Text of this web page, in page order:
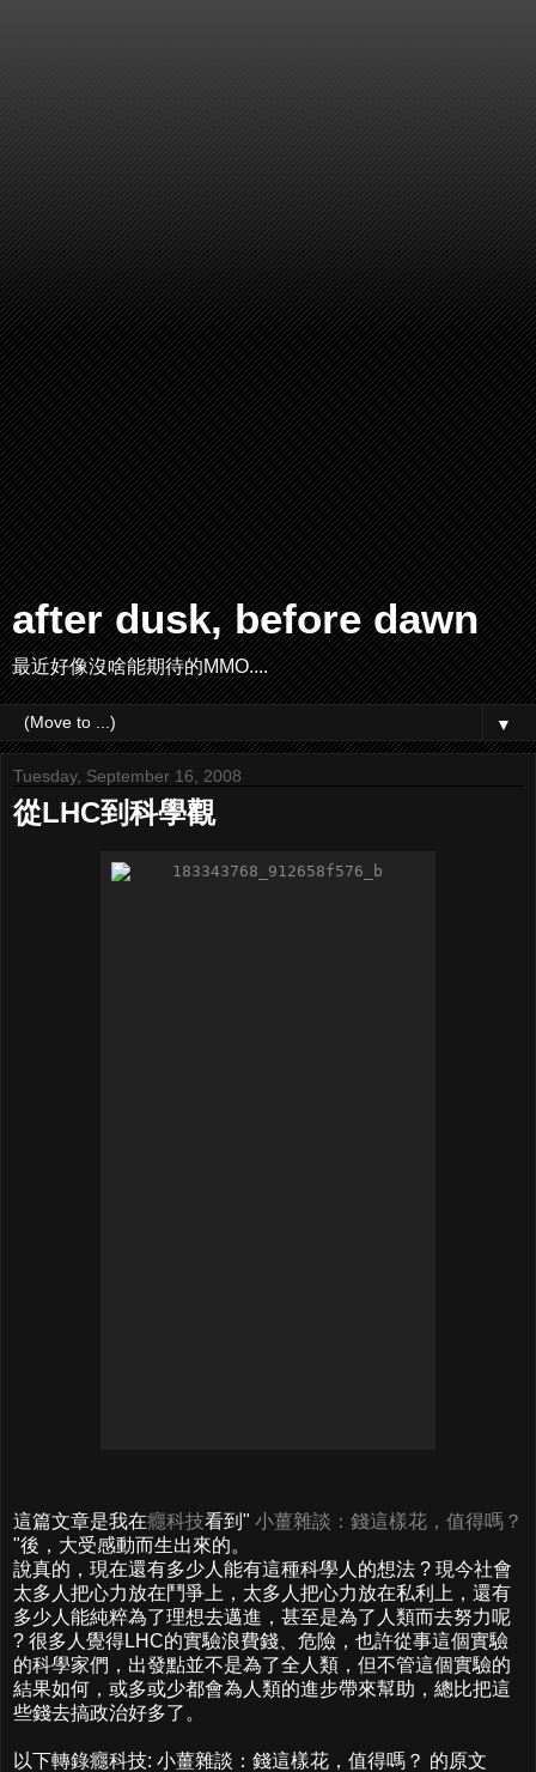
after dusk, before dawn
最近好像沒啥能期待的MMO....
▼
Tuesday, September 16, 2008
從LHC到科學觀
這篇文章是我在癮科技看到" 小薑雜談：錢這樣花，值得嗎？
"後，大受感動而生出來的。
說真的，現在還有多少人能有這種科學人的想法 ? 現今社會
太多人把心力放在鬥爭上，太多人把心力放在私利上，還有
多少人能純粹為了理想去邁進，甚至是為了人類而去努力呢
? 很多人覺得LHC的實驗浪費錢、危險，也許從事這個實驗
的科學家們，出發點並不是為了全人類，但不管這個實驗的
結果如何，或多或少都會為人類的進步帶來幫助，總比把這
些錢去搞政治好多了。
以下轉錄癮科技: 小薑雜談：錢這樣花，值得嗎？ 的原文